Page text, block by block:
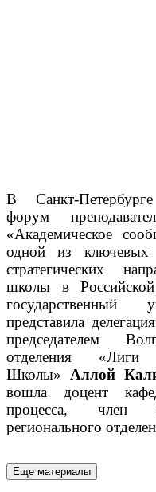
В Санкт-
форум
«Академическое
одной из ключевых
стратегических
школы в
представила
председателем
отделения «Лиги
Школы»Аллой
вошла доцент
процесса, член
регионального
Еще материалы